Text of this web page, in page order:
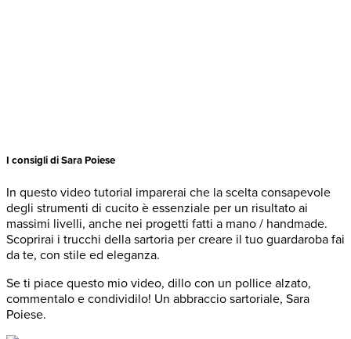
I consigli di Sara Poiese
In questo video tutorial imparerai che la scelta consapevole
degli strumenti di cucito è essenziale per un risultato ai
massimi livelli, anche nei progetti fatti a mano / handmade.
Scoprirai i trucchi della sartoria per creare il tuo guardaroba fai
da te, con stile ed eleganza.
Se ti piace questo mio video, dillo con un pollice alzato,
commentalo e condividilo! Un abbraccio sartoriale, Sara
Poiese.